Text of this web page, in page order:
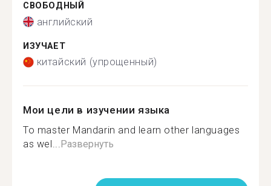
СВОБОДНЫЙ
английский
ИЗУЧАЕТ
китайский (упрощенный)
Мои цели в изучении языка
To master Mandarin and learn other languages
as wel...Развернуть